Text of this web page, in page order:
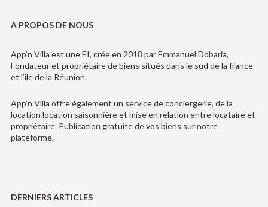
A PROPOS DE NOUS
App’n Villa est une EI, crée en 2018 par Emmanuel Dobaria,
Fondateur et propriétaire de biens situés dans le sud de la france
et l’ile de la Réunion.
App’n Villa offre également un service de conciergerie, de la
location location saisonnière et mise en relation entre locataire et
propriétaire. Publication gratuite de vos biens sur notre
plateforme.
DERNIERS ARTICLES